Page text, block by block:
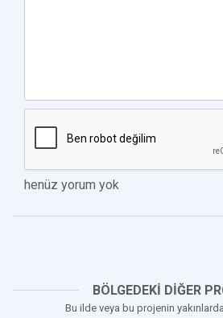
henüz yorum yok
BÖLGEDEKİ DİĞER
Bu ilde veya bu projenin